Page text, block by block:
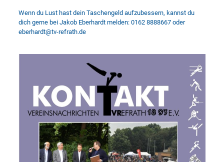
Wenn du Lust hast dein Taschengeld aufzubessern, kannst du
dich gerne bei Jakob Eberhardt melden: 0162 8888667 oder
eberhardt@tv-refrath.de